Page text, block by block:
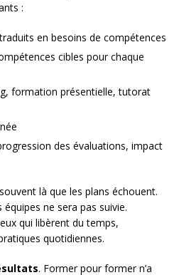
:
en besoins de compétences
cibles pour chaque
formation présentielle, tutorat
des évaluations, impact
souvent là que les plans échouent.
ne sera pas suivie.
qui libèrent du temps,
quotidiennes.
. Former pour former n’a